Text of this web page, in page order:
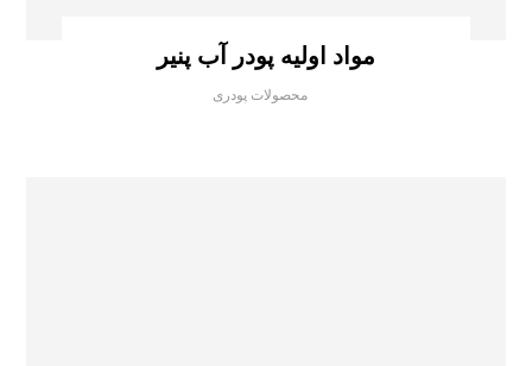
مواد اولیه پودر آب پنیر
محصولات پودری